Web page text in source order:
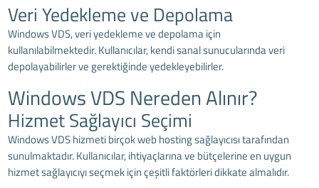
Veri Yedekleme ve Depolama
Windows VDS, veri yedekleme ve depolama için
kullanılabilmektedir. Kullanıcılar, kendi sanal sunucularında veri
depolayabilirler ve gerektiğinde yedekleyebilirler.
Windows VDS Nereden Alınır?
Hizmet Sağlayıcı Seçimi
Windows VDShizmeti birçokweb hosting sağlayıcısıtarafından
sunulmaktadır. Kullanıcılar, ihtiyaçlarına ve bütçelerine en uygun
hizmet sağlayıcıyı seçmek için çeşitli faktörleri dikkate almalıdır.